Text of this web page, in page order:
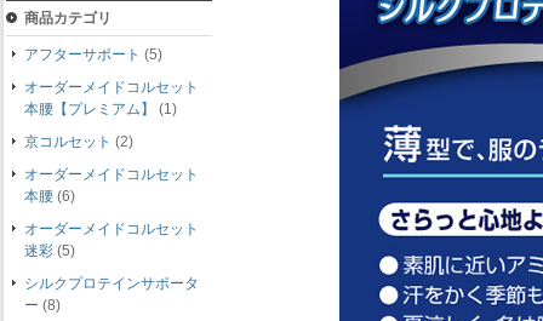
商品カテゴリ
アフターサポート (5)
オーダーメイドコルセット
本腰【プレミアム】
(1)
京コルセット (2)
オーダーメイドコルセット
本腰 (6)
オーダーメイドコルセット
迷彩 (5)
シルクプロテインサポータ
ー (8)